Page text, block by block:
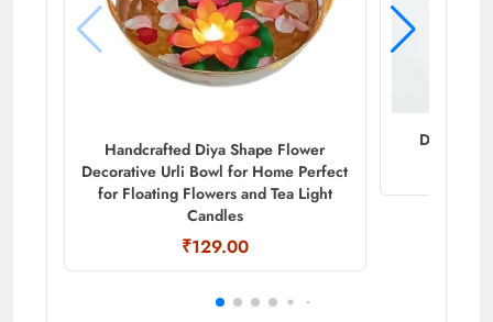
Handcrafted Diya Shape Flower
Decorative Urli Bowl for Home Perfect
for Floating Flowers and Tea Light
Candles
₹129.00